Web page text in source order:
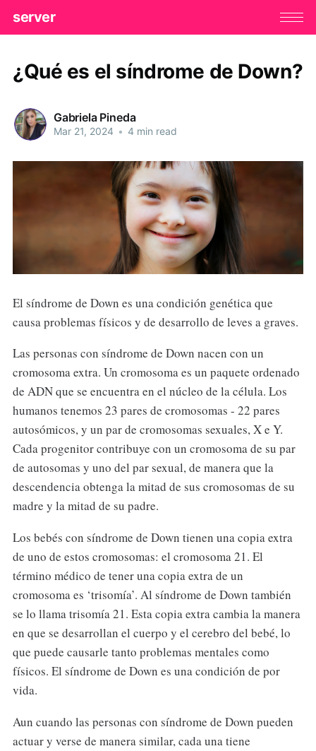
server
¿Qué es el síndrome de Down?
Gabriela Pineda
Mar 21, 2024 • 4 min read
El síndrome de Down es una condición genética que
causa problemas físicos y de desarrollo de leves a graves.
Las personas con síndrome de Down nacen con un
cromosoma extra. Un cromosoma es un paquete ordenado
de ADN que se encuentra en el núcleo de la célula. Los
humanos tenemos 23 pares de cromosomas - 22 pares
autosómicos, y un par de cromosomas sexuales, X e Y.
Cada progenitor contribuye con un cromosoma de su par
de autosomas y uno del par sexual, de manera que la
descendencia obtenga la mitad de sus cromosomas de su
madre y la mitad de su padre.
Los bebés con síndrome de Down tienen una copia extra
de uno de estos cromosomas: el cromosoma 21. El
término médico de tener una copia extra de un
cromosoma es ‘trisomía’. Al síndrome de Down también
se lo llama trisomía 21. Esta copia extra cambia la manera
en que se desarrollan el cuerpo y el cerebro del bebé, lo
que puede causarle tanto problemas mentales como
físicos. El síndrome de Down es una condición de por
vida.
Aun cuando las personas con síndrome de Down pueden
actuar y verse de manera similar, cada una tiene